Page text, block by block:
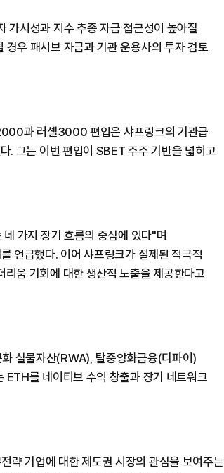
가시성과 지수 추종 자금 접근성이 높아질
우 패시브 자금과 기관 운용사의 투자 검토
과 러셀3000 편입은 샤프링크의 기관급
. 그는 이번 편입이 SBET 주주 기반을 넓히고
가지 장기 흐름의 중심에 있다"며
언급했다. 이어 샤프링크가 절제된 적극적
움 기회에 대한 생산적 노출을 제공한다고
실물자산(RWA), 탈중앙화금융(디파이)
ETH를 네이티브 수익 창출과 장기 네트워크
략 기업에 대한 제도권 시장의 관심을 보여주는